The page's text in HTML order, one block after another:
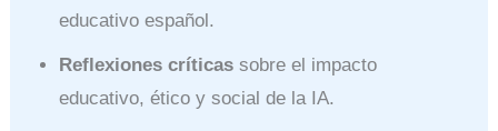
educativo español.
Reflexiones críticas sobre el impacto
educativo, ético y social de la IA.